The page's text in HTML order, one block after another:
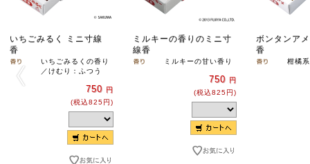
いちごみるく ミニ寸線
香
いちごみるくの香り
／けむり：ふつう
750 円
(税込825円)
ミルキーの香りのミニ寸
線香
ミルキーの甘い香り
750 円
(税込825円)
ボンタンア
香
柑橘